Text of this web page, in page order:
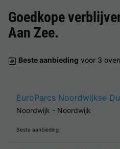
Goedkope
Aan Zee.
Beste aanbieding voor 3
EuroParcs Noordwijkse
Noordwijk - Noordwijk
Beste aanbieding